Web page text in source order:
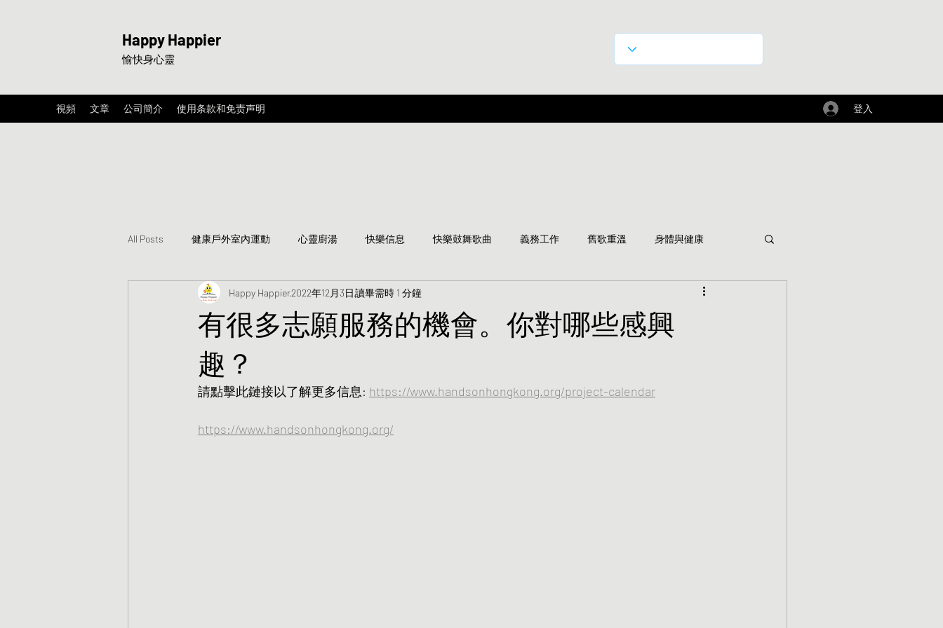
Happy Happier
愉快身心靈
視頻 文章 公司簡介 使用条款和免责声明 登入
All Posts 健康戶外室內運動 心靈廚湯 快樂信息 快樂鼓舞歌曲 義務工作 舊歌重溫 身體與健康
分享快樂卡
有很多志願服務的機會。你對哪些感興
趣？
Happy Happier2022年12月3日讀畢需時 1 分鐘
請點擊此鏈接以了解更多信息: https://www.handsonhongkong.org/project-calendar
https://www.handsonhongkong.org/